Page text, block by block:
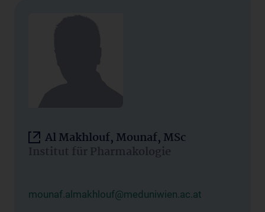
Al Makhlouf, Mounaf, MSc
Institut für Pharmakologie
mounaf.almakhlouf@meduniwien.ac.at